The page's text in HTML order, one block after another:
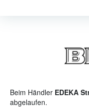
Beim Händler EDEKA
abgelaufen.